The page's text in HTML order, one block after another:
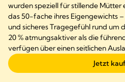
wurden speziell für stillende
das 50-fache ihres Eigengewichts
und sicheres Tragegefühl rund um
20 % atmungsaktiver als die
verfügen über einen seitlichen
Jetzt